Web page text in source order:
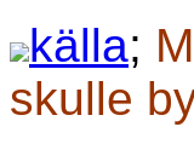
källa;
skulle